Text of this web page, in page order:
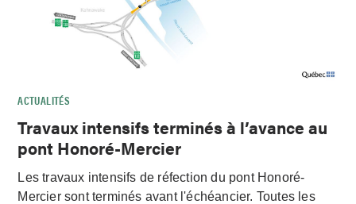
ACTUALITÉS
Travaux intensifs terminés à l’avance au
pont Honoré-Mercier
Les travaux intensifs de réfection du pont Honoré-
Mercier sont terminés avant l'échéancier. Toutes les